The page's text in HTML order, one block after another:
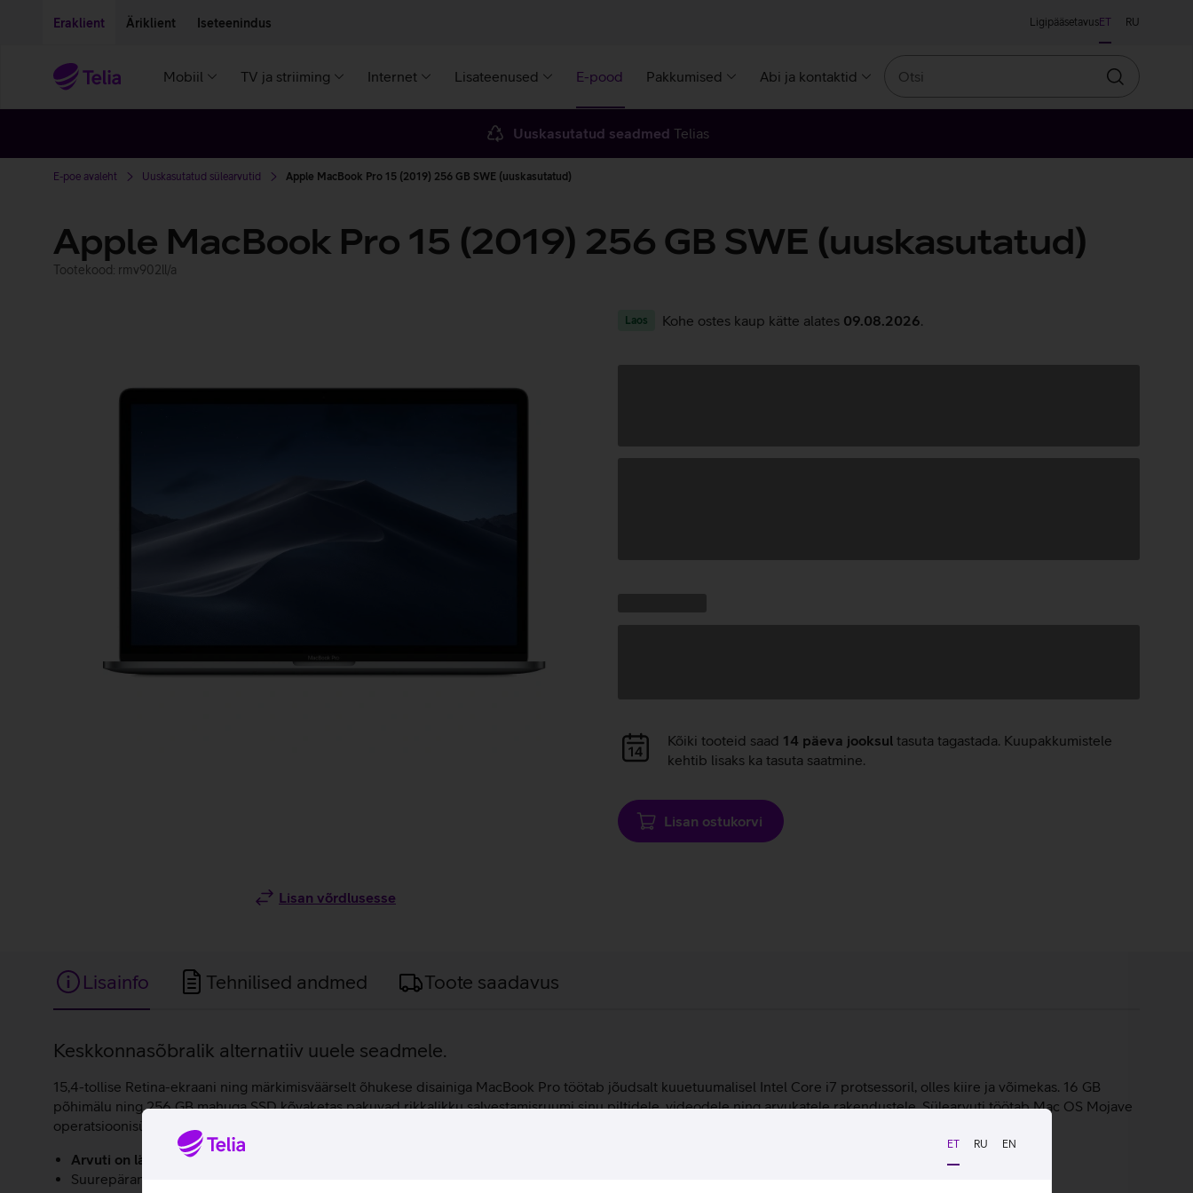
ET RU EN
Eraklient Äriklient Iseteenindus LigipääsetavusET RU
Mobiil TV ja striiming Internet Lisateenused E-pood Pakkumised Abi ja kontaktid
Otsin
Uuskasutatud seadmed Telias
E-poe avaleht Uuskasutatud sülearvutid Apple MacBook Pro 15 (2019) 256 GB SWE (uuskasutatud)
Apple MacBook Pro 15 (2019) 256 GB SWE (uuskasutatud)
Tootekood: rmv902ll/a
Lisan võrdlusesse
Laos Kohe ostes kaup kätte alates 09.08.2026
Andmete
laadimine
Kõiki tooteid saad 14 päeva jooksul tasuta tagastada. Kuupakkumistele
kehtib lisaks ka tasuta saatmine.
Lisan ostukorvi
Lisainfo Tehnilised andmed Toote saadavus
Lisainfo
Keskkonnasõbralik alternatiiv uuele seadmele.
15,4-tollise Retina-ekraani ning märkimisväärselt õhukese disainiga MacBook Pro töötab jõudsalt kuuetuumalisel Intel Core i7 protsessoril, olles kiire ja võimekas. 16 GB
põhimälu ning 256 GB mahuga SSD kõvaketas pakuvad rikkalikku salvestamisruumi sinu piltidele, videodele ning arvukatele rakendustele. Sülearvuti töötab Mac OS Mojave
operatsioonisüsteemil.
Arvuti on läbinud põhjaliku tehnilise kontrolli ning sellele kehtib aastane garantii.
Suurepärane jõudlus tänu võimsale kaheksanda põlvkonna Intel Core protsessorile.